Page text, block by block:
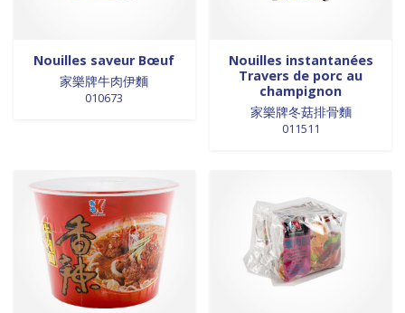
Nouilles saveur Bœuf
家樂牌牛肉伊麵
010673
Nouilles instantanées
Travers de porc au
champignon
家樂牌冬菇排骨麵
011511